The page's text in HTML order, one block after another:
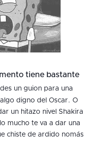
tiene bastante
un guion para una
digno del Oscar. O
un hitazo nivel Shakira
mucho te va a dar una
chiste de ardido nomás